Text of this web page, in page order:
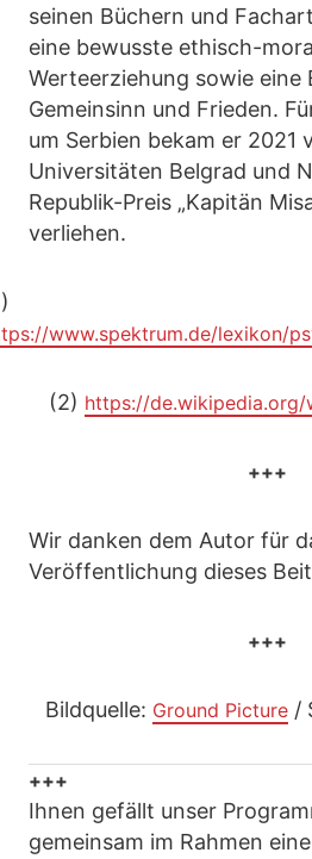
seinen Büchern und
eine bewusste ethisch-
Werteerziehung sowie eine
Gemeinsinn und Frieden.
um Serbien bekam er 2021
Universitäten Belgrad und
Republik-Preis „Kapitän
verliehen.
www.spektrum.de/lexikon/
(2) https://de.wikipedia.org/
+++
Wir danken dem Autor für
Veröffentlichung dieses
+++
Bildquelle: Ground Picture /
+++
Ihnen gefällt unser
gemeinsam im Rahmen